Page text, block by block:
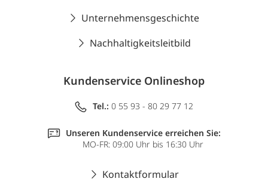
Unternehmensgeschichte
Nachhaltigkeitsleitbild
Kundenservice Onlineshop
Tel.: 0 55 93 - 80 29 77 12
Unseren Kundenservice erreichen Sie:
MO-FR: 09:00 Uhr bis 16:30 Uhr
Kontaktformular